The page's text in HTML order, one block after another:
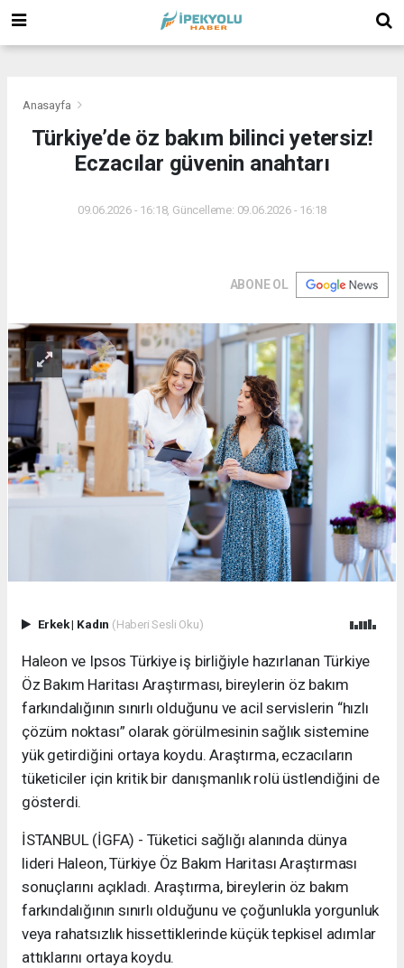
Anasayfa
Türkiye’de öz bakım bilinci yetersiz!
Eczacılar güvenin anahtarı
09.06.2026 - 16:18, Güncelleme: 09.06.2026 - 16:18
ABONE OL
Erkek| Kadın (Haberi Sesli Oku)
Haleon ve Ipsos Türkiye iş birliğiyle hazırlanan Türkiye
Öz Bakım Haritası Araştırması, bireylerin öz bakım
farkındalığının sınırlı olduğunu ve acil servislerin “hızlı
çözüm noktası” olarak görülmesinin sağlık sistemine
yük getirdiğini ortaya koydu. Araştırma, eczacıların
tüketiciler için kritik bir danışmanlık rolü üstlendiğini de
gösterdi.
İSTANBUL (İGFA) - Tüketici sağlığı alanında dünya
lideri Haleon, Türkiye Öz Bakım Haritası Araştırması
sonuçlarını açıkladı. Araştırma, bireylerin öz bakım
farkındalığının sınırlı olduğunu ve çoğunlukla yorgunluk
veya rahatsızlık hissettiklerinde küçük tepkisel adımlar
attıklarını ortaya koydu.